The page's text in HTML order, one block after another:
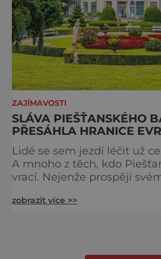
ZAJÍMAVOSTI
SLÁVA PIEŠŤANSKÉHO
PŘESÁHLA HRANICE
Lidé se sem jezdí léčit už
A mnoho z těch, kdo
vrací. Nejenže prospějí
řekne slovenské lázně,
zobrazit více >>